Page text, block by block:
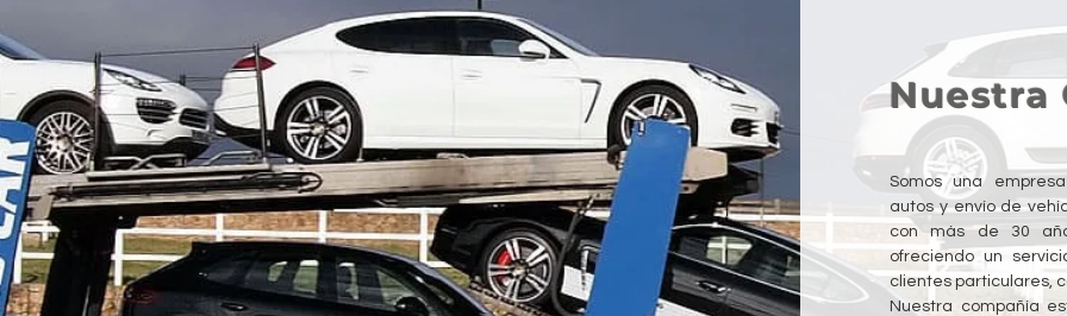
Nuestra
Somos una
autos y envío de
con más de 30
ofreciendo un
clientes particulares,
Nuestra compañía